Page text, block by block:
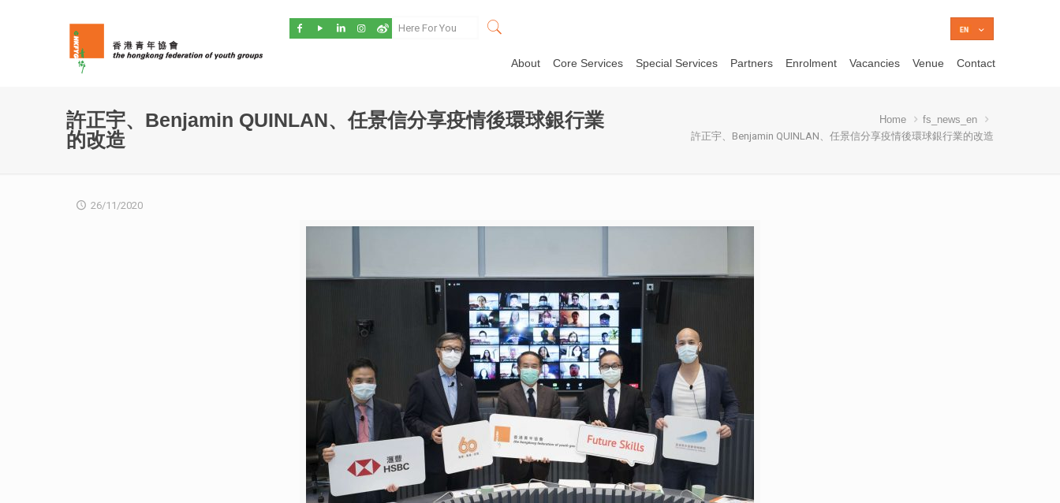
About Core Services Special Services Partners Enrolment Vacancies Venue Contact
許正宇、Benjamin QUINLAN、任景信分享疫情後環球銀行業
的改造
Home
fs_news_en
許正宇、Benjamin QUINLAN、任景信分享疫情後環球銀行業的改造
26/11/2020